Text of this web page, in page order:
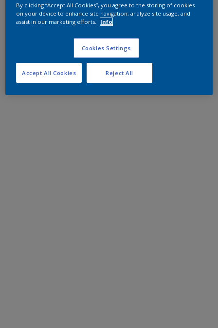
By clicking “Accept All Cookies”, you agree to the storing of cookies
on your device to enhance site navigation, analyze site usage, and
assist in our marketing efforts.
Info
Cookies Settings
Reject All
Accept All Cookies